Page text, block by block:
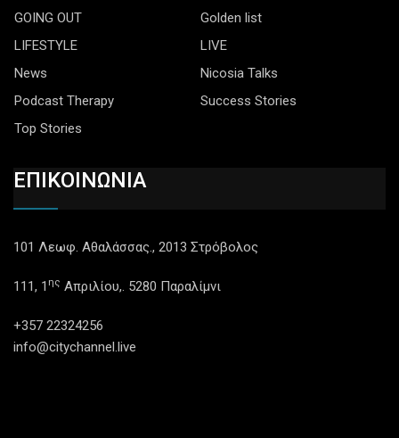
GOING OUT
Golden list
LIFESTYLE
LIVE
News
Nicosia Talks
Podcast Therapy
Success Stories
Top Stories
ΕΠΙΚΟΙΝΩΝΙΑ
101 Λεωφ. Αθαλάσσας., 2013 Στρόβολος
111, 1 ης Απριλίου,. 5280 Παραλίμνι
+357 22324256
info@citychannel.live